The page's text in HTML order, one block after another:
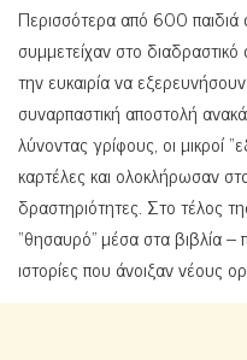
Περισσότερα από 600
συμμετείχαν στο
την ευκαιρία να
συναρπαστική αποστολή
λύνοντας γρίφους, οι μικροί
καρτέλες και ολοκλήρωσαν
δραστηριότητες. Στο τέλος
“θησαυρό” μέσα στα βιβλία –
ιστορίες που άνοιξαν νέους